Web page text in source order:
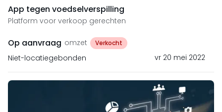
App tegen voedselverspilling
Platform voor verkoop gerechten
Op aanvraag omzet Verkocht
Niet-locatiegebonden vr 20 mei 2022